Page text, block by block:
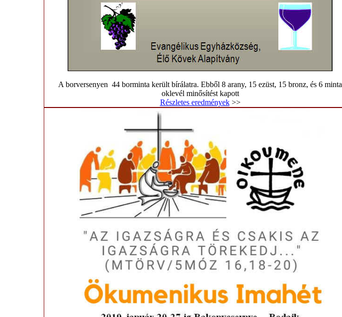
A borversenyen 44 borminta került bírálatra. Ebből 8 arany, 15 ezüst, 15 bronz, és 6 minta
oklevél minősítést kapott
Részletes eredmények>>